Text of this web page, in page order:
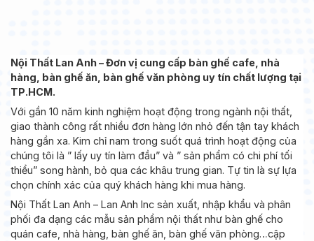
Nội Thất Lan Anh – Đơn vị cung cấp bàn ghế cafe, nhà
hàng, bàn ghế ăn, bàn ghế văn phòng uy tín chất lượng tại
TP.HCM.
Với gần 10 năm kinh nghiệm hoạt động trong ngành nội thất,
giao thành công rất nhiều đơn hàng lớn nhỏ đến tận tay khách
hàng gần xa. Kim chỉ nam trong suốt quá trình hoạt động của
chúng tôi là ” lấy uy tín làm đầu” và ” sản phẩm có chi phí tối
thiểu” song hành, bỏ qua các khâu trung gian. Tự tin là sự lựa
chọn chính xác của quý khách hàng khi mua hàng.
Nội Thất Lan Anh – Lan Anh Inc sản xuất, nhập khẩu và phân
phối đa dạng các mẫu sản phẩm nội thất như bàn ghế cho
quán cafe, nhà hàng, bàn ghế ăn, bàn ghế văn phòng…cập